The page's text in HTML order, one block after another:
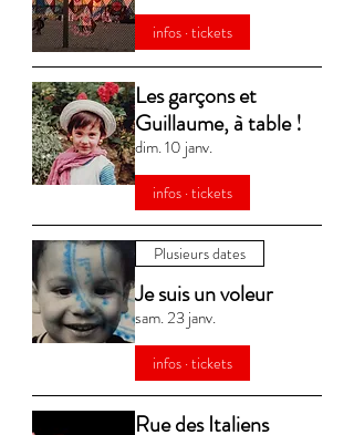
infos · tickets
Les garçons et
Guillaume, à table !
dim. 10 janv.
infos · tickets
Plusieurs dates
Je suis un voleur
sam. 23 janv.
infos · tickets
Rue des Italiens